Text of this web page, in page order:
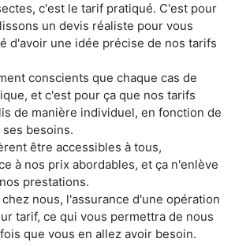
c'est le tarif pratiqué. C'est pour
un devis réaliste pour vous
d'avoir une idée précise de nos tarifs
conscients que chaque cas de
et c'est pour ça que nos tarifs
de manière individuel, en fonction de
besoins.
être accessibles à tous,
à nos prix abordables, et ça n'enlève
prestations.
nous, l'assurance d'une opération
tarif, ce qui vous permettra de nous
que vous en allez avoir besoin.